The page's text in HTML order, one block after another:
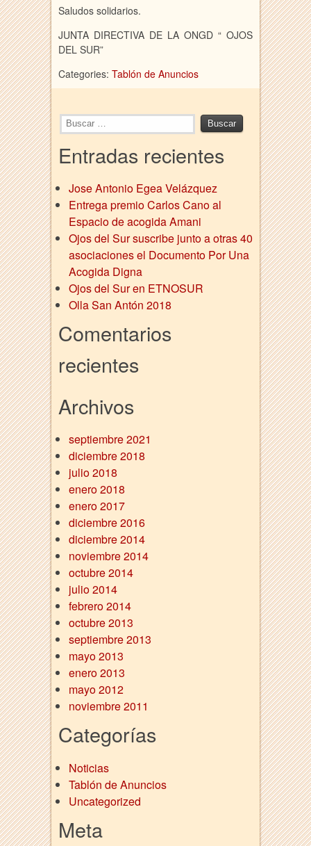
Saludos solidarios.
JUNTA DIRECTIVA DE LA ONGD “ OJOS
DEL SUR”
Categories: Tablón de Anuncios
Entradas recientes
Jose Antonio Egea Velázquez
Entrega premio Carlos Cano al
Espacio de acogida Amani
Ojos del Sur suscribe junto a otras 40
asociaciones el Documento Por Una
Acogida Digna
Ojos del Sur en ETNOSUR
Olla San Antón 2018
Comentarios
recientes
Archivos
septiembre 2021
diciembre 2018
julio 2018
enero 2018
enero 2017
diciembre 2016
diciembre 2014
noviembre 2014
octubre 2014
julio 2014
febrero 2014
octubre 2013
septiembre 2013
mayo 2013
enero 2013
mayo 2012
noviembre 2011
Categorías
Noticias
Tablón de Anuncios
Uncategorized
Meta